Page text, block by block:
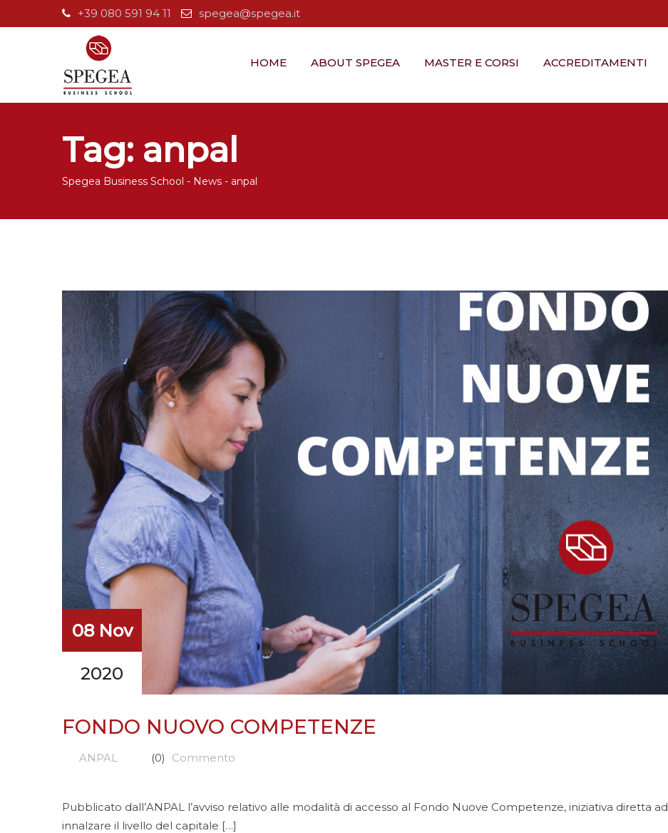
to
+39 080 591 94 11 spegea@spegea.it
HOME ABOUT SPEGEA MASTER E CORSI ACCREDITAMENTI
Tag: anpal
Spegea Business School - News - anpal
08 Nov
2020
FONDO NUOVO COMPETENZE
ANPAL (0) Commento
Pubblicato dall’ANPAL l’avviso relativo alle modalità di accesso al Fondo Nuove Competenze, iniziativa diretta ad
innalzare il livello del capitale […]